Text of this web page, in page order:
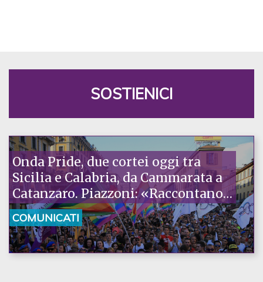
SOSTIENICI
Onda Pride, due cortei oggi tra
Sicilia e Calabria, da Cammarata a
Catanzaro. Piazzoni: «Raccontano
la nostra ostinazione»
COMUNICATI